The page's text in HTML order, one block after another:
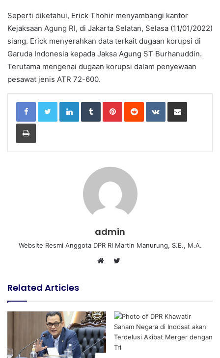
Seperti diketahui, Erick Thohir menyambangi kantor
Kejaksaan Agung RI, di Jakarta Selatan, Selasa (11/01/2022)
siang. Erick menyerahkan data terkait dugaan korupsi di
Garuda Indonesia kepada Jaksa Agung ST Burhanuddin.
Terutama mengenai dugaan korupsi dalam penyewaan
pesawat jenis ATR 72-600.
LinkedIn Tumblr Pinterest Reddit VKontakte
Print
admin
Website Resmi Anggota DPR RI Martin Manurung, S.E., M.A.
s
i
t
e
t
e
r
Related Articles